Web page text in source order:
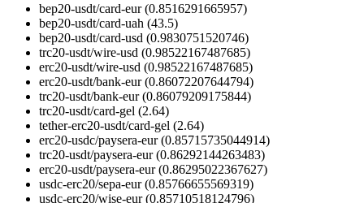
bep20-usdt/card-eur (0.8516291665957)
bep20-usdt/card-uah (43.5)
bep20-usdt/card-usd (0.9830751520746)
trc20-usdt/wire-usd (0.98522167487685)
erc20-usdt/wire-usd (0.98522167487685)
erc20-usdt/bank-eur (0.86072207644794)
trc20-usdt/bank-eur (0.86079209175844)
trc20-usdt/card-gel (2.64)
tether-erc20-usdt/card-gel (2.64)
erc20-usdc/paysera-eur (0.85715735044914)
trc20-usdt/paysera-eur (0.86292144263483)
erc20-usdt/paysera-eur (0.86295022367627)
usdc-erc20/sepa-eur (0.85766655569319)
usdc-erc20/wise-eur (0.85710518124796)